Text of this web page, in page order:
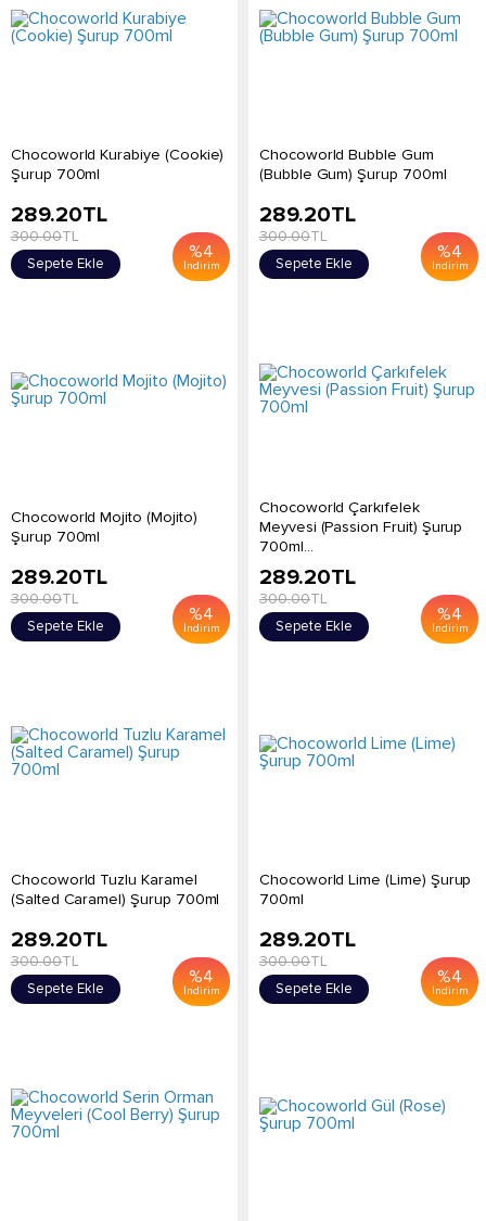
Chocoworld Kurabiye (Cookie)
Şurup 700ml
%4
İndirim
289.20TL
300.00TL
Sepete Ekle
Chocoworld Bubble Gum
(Bubble Gum) Şurup 700ml
%4
İndirim
289.20TL
300.00TL
Sepete Ekle
Chocoworld Mojito (Mojito)
Şurup 700ml
%4
İndirim
289.20TL
300.00TL
Sepete Ekle
Chocoworld Çarkıfelek
Meyvesi (Passion Fruit) Şurup
700ml...
%4
İndirim
289.20TL
300.00TL
Sepete Ekle
Chocoworld Tuzlu Karamel
(Salted Caramel) Şurup 700ml
%4
İndirim
289.20TL
300.00TL
Sepete Ekle
Chocoworld Lime (Lime) Şurup
700ml
%4
İndirim
289.20TL
300.00TL
Sepete Ekle